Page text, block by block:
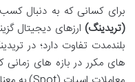
برای کسانی که به دنبال
(تریدینگ) ارزهای دیجیتال
بلندمدت تفاوت دارد؛ در
های مکرر در بازه های